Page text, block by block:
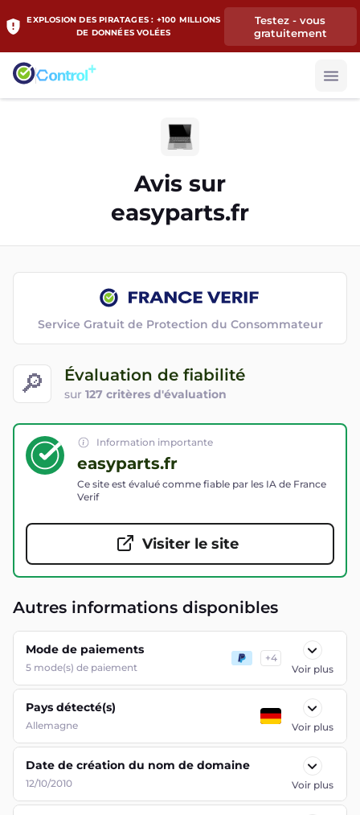
EXPLOSION DES PIRATAGES : +100 MILLIONS
DE DONNÉES VOLÉES
Testez - vous
gratuitement
Avis sur
easyparts.fr
🔎 Évaluation de fiabilité
sur 127 critères d'évaluation
Service Gratuit de Protection du Consommateur
Information importante
easyparts.fr
Ce site est évalué comme fiable par les IA de France
Verif
Visiter le site
Autres informations disponibles
Mode de paiements
5 mode(s) de paiement
+4
Voir plus
Pays détecté(s)
Allemagne Voir plus
Date de création du nom de domaine
12/10/2010 Voir plus